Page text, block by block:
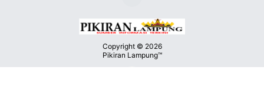
Copyright © 2026
Pikiran Lampung™